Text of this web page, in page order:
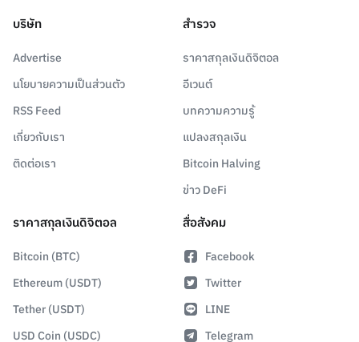
บริษัท
Advertise
นโยบายความเป็นส่วนตัว
RSS Feed
เกี่ยวกับเรา
ติดต่อเรา
สำรวจ
ราคาสกุลเงินดิจิตอล
อีเวนต์
บทความความรู้
แปลงสกุลเงิน
Bitcoin Halving
ข่าว DeFi
ราคาสกุลเงินดิจิตอล
Bitcoin (BTC)
Ethereum (USDT)
Tether (USDT)
USD Coin (USDC)
สื่อสังคม
Facebook
Twitter
LINE
Telegram